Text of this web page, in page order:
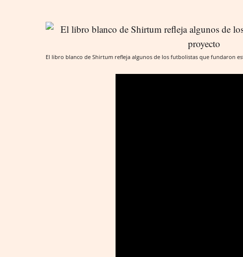
El libro blanco de Shirtum refleja algunos de los futbolistas que fundaron